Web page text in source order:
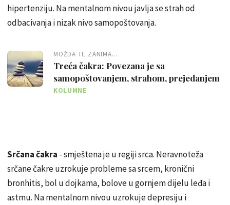
hipertenziju. Na mentalnom nivou javlja se strah od
odbacivanja i nizak nivo samopoštovanja.
MOŽDA TE ZANIMA...
Treća čakra: Povezana je sa
samopoštovanjem, strahom, prejedanjem
KOLUMNE
Srčana čakra - smještena je u regiji srca. Neravnoteža
srčane čakre uzrokuje probleme sa srcem, kronični
bronhitis, bol u dojkama, bolove u gornjem dijelu leđa i
astmu. Na mentalnom nivou uzrokuje depresiju i